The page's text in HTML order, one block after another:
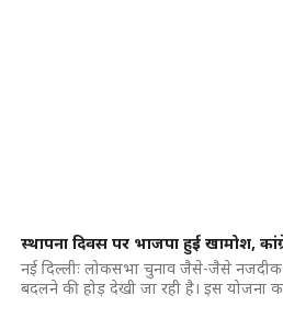
स्थापना दिवस पर भाजपा हुई खामोश,
नई दिल्लीः लोकसभा चुनाव जैसे-जैसे
बदलने की होड़ देखी जा रही है। इस योजना